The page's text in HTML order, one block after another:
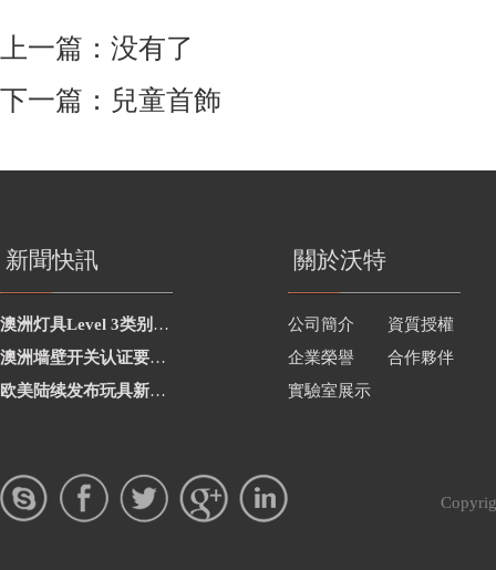
上一篇：没有了
下一篇： 兒童首飾
新聞快訊
澳洲灯具Level 3类别新增2项
澳洲墙壁开关认证要求修订
欧美陆续发布玩具新要求
關於沃特
公司簡介
資質授權
企業榮譽
合作夥伴
實驗室展示